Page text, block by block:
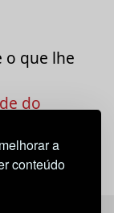
a
conteúdo
o que lhe
do